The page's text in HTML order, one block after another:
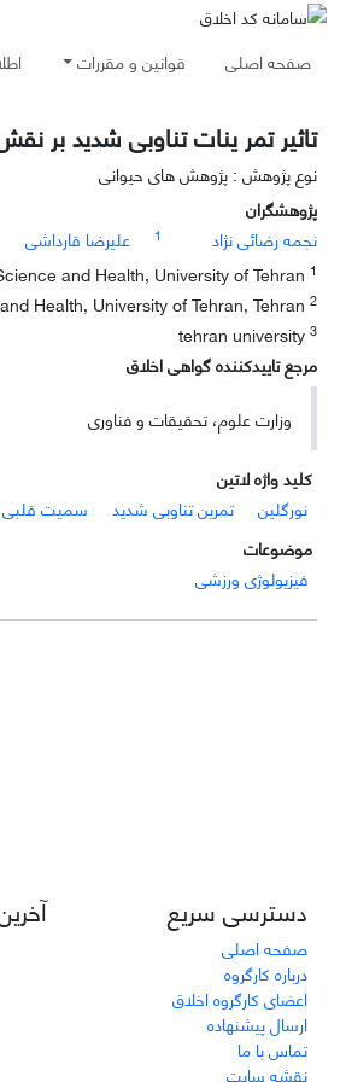
صفحه اصلی قوانین و مقررات
تاثیر تمر ینات تناوبی شدید بر نقش حفاظتی نورگلین1- بر
نوع پژوهش : پژوهش های حیوانی
پژوهشگران
نجمه رضائی نژاد
1 علیرضا قارداشی
1
2
3
مرجع تاییدکننده گواهی اخلاق
وزارت علوم، تحقیقات و فناوری
کلید واژه لاتین
نورگلین
تمرین تناوبی شدید سمیت قلبی
موضوعات
فیزیولوژی ورزشی
دسترسی سریع
صفحه اصلی
درباره کارگروه
اعضای کارگروه اخلاق
ارسال پیشنهاده
تماس با ما
نقشه سایت